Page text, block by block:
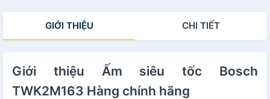
GIỚI THIỆU CHI TIẾT
Giới thiệu Ấm siêu tốc Bosch
TWK2M163 Hàng chính hãng